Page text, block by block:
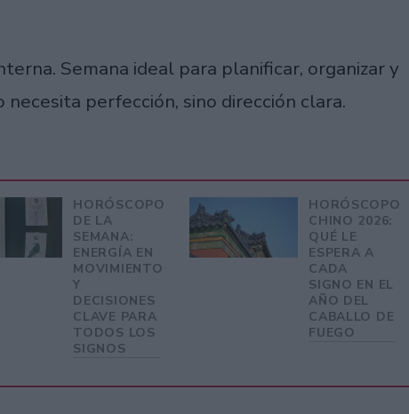
Semana ideal para planificar, organizar y
perfección, sino dirección clara.
HORÓSCOPO
DE LA
SEMANA:
ENERGÍA EN
MOVIMIENTO
Y
DECISIONES
CLAVE PARA
TODOS LOS
SIGNOS
HORÓSCOPO
CHINO 2026:
QUÉ LE
ESPERA A
CADA
SIGNO EN EL
AÑO DEL
CABALLO DE
FUEGO